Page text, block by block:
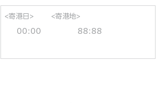
<寄港日>
00:00
<寄港地>
88:88